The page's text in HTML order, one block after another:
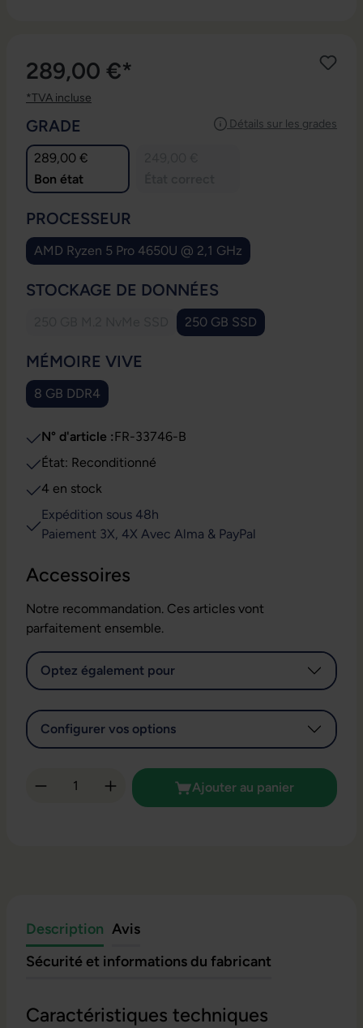
289,00 €*
*TVA incluse
Détails sur les grades
SÉLECTIONNEZ
GRADE
289,00 €
Bon état
SÉLECTIONNEZ
PROCESSEUR
AMD Ryzen 5 Pro 4650U @ 2,1 GHz
SÉLECTIONNEZ
STOCKAGE DE DONNÉES
(Cette option n'est pas disponible pour le moment.)
250 GB SSD
SÉLECTIONNEZ
MÉMOIRE VIVE
8 GB DDR4
N° d'article :FR-33746-B
État: Reconditionné
4 en stock
Expédition sous 48h
Paiement 3X, 4X Avec Alma & PayPal
Accessoires
Notre recommandation. Ces articles vont
parfaitement ensemble.
Optez également pour
Configurer vos options
Quantité de produit : Entrez la quantité
Ajouter au panier
Description Avis
Sécurité et informations du fabricant
Caractéristiques techniques